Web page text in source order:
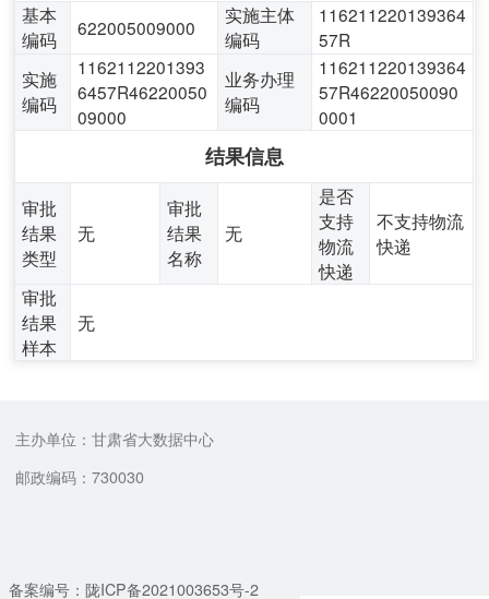
基本
编码
622005009000
实施主体
编码
116211220139364
57R
实施
编码
1162112201393
6457R46220050
09000
业务办理
编码
116211220139364
57R46220050090
0001
结果信息
审批
结果
类型
无
审批
结果
名称
无
是否
支持
物流
快递
不支持物流
快递
审批
结果
样本
无
主办单位：甘肃省大数据中心
邮政编码：730030
备案编号：陇ICP备2021003653号-2